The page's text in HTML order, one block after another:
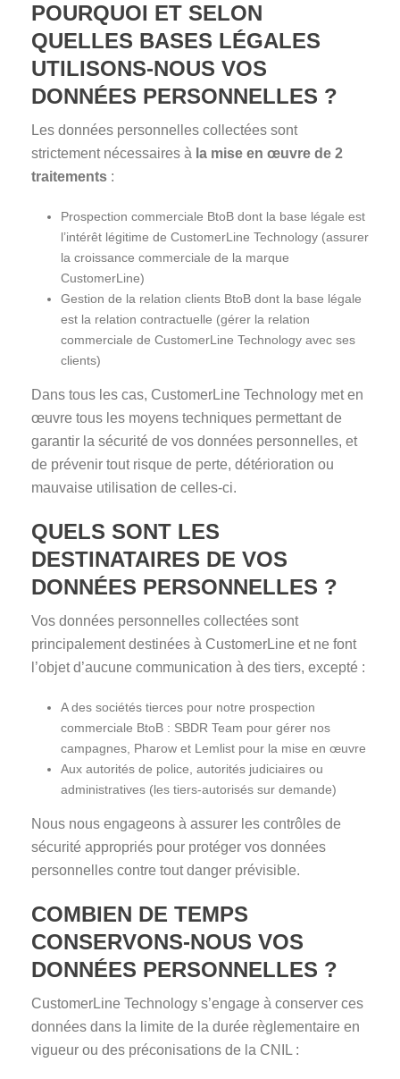
POURQUOI ET SELON
QUELLES BASES LÉGALES
UTILISONS-NOUS VOS
DONNÉES PERSONNELLES ?
Les données personnelles collectées sont
strictement nécessaires à la mise en œuvre de 2
traitements :
Prospection commerciale BtoB dont la base légale est
l’intérêt légitime de CustomerLine Technology (assurer
la croissance commerciale de la marque
CustomerLine)
Gestion de la relation clients BtoB dont la base légale
est la relation contractuelle (gérer la relation
commerciale de CustomerLine Technology avec ses
clients)
Dans tous les cas, CustomerLine Technology met en
œuvre tous les moyens techniques permettant de
garantir la sécurité de vos données personnelles, et
de prévenir tout risque de perte, détérioration ou
mauvaise utilisation de celles-ci.
QUELS SONT LES
DESTINATAIRES DE VOS
DONNÉES PERSONNELLES ?
Vos données personnelles collectées sont
principalement destinées à CustomerLine et ne font
l’objet d’aucune communication à des tiers, excepté :
A des sociétés tierces pour notre prospection
commerciale BtoB : SBDR Team pour gérer nos
campagnes, Pharow et Lemlist pour la mise en œuvre
Aux autorités de police, autorités judiciaires ou
administratives (les tiers-autorisés sur demande)
Nous nous engageons à assurer les contrôles de
sécurité appropriés pour protéger vos données
personnelles contre tout danger prévisible.
COMBIEN DE TEMPS
CONSERVONS-NOUS VOS
DONNÉES PERSONNELLES ?
CustomerLine Technology s’engage à conserver ces
données dans la limite de la durée règlementaire en
vigueur ou des préconisations de la CNIL :